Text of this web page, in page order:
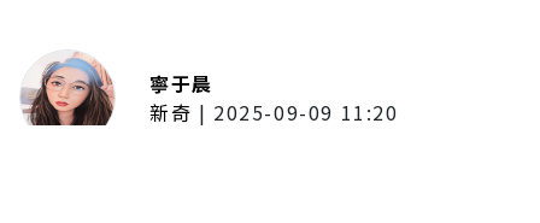
寧于晨
新奇 | 2025-09-09 11:20